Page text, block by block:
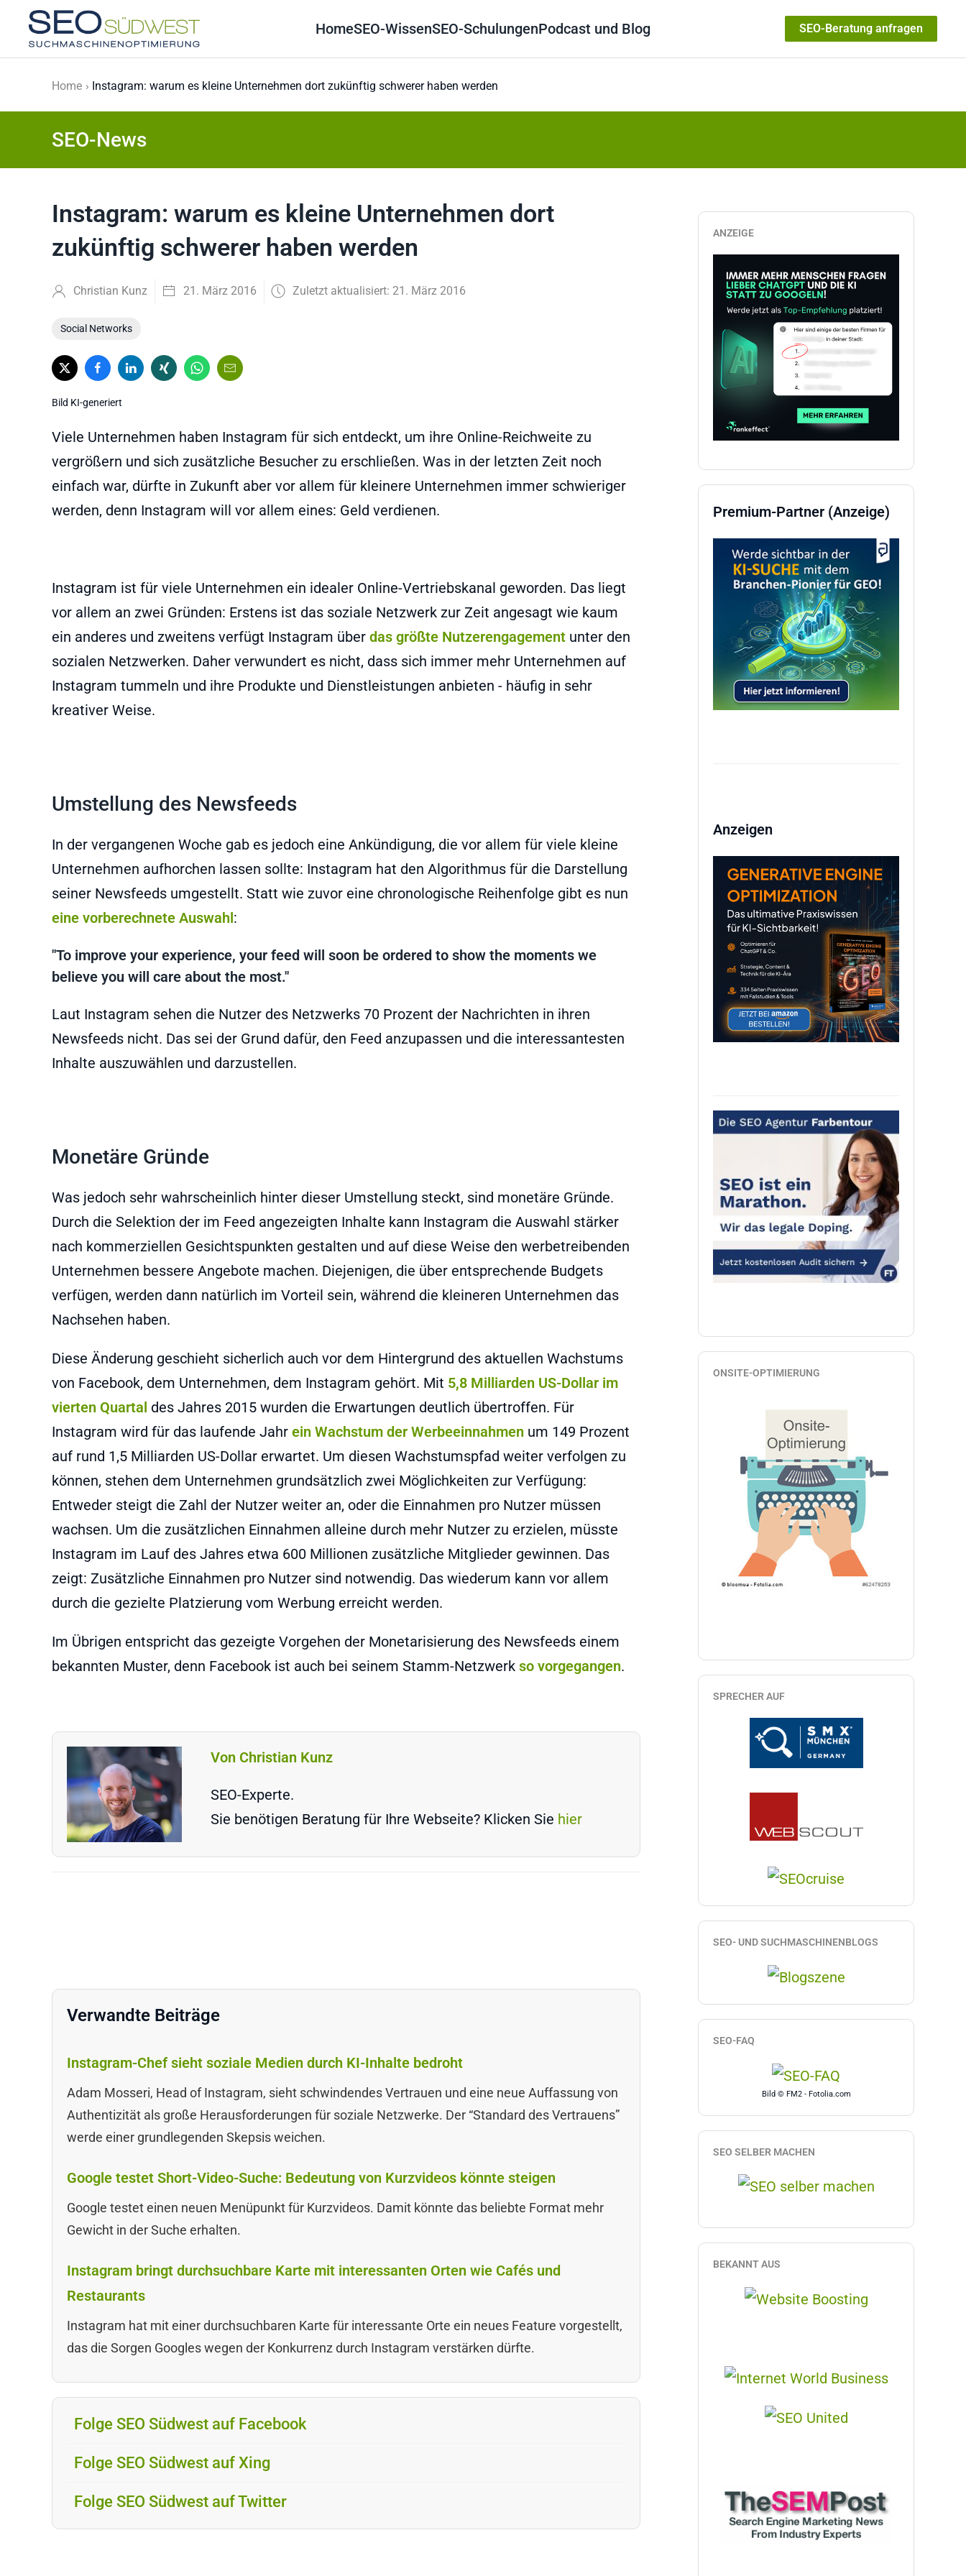
Skip to main content
HomeSEO-WissenSEO-SchulungenPodcast und Blog SEO-Beratung anfragen
Home Instagram: warum es kleine Unternehmen dort zukünftig schwerer haben werden
SEO-News
Instagram: warum es kleine Unternehmen dort
zukünftig schwerer haben werden
Christian Kunz 21. März 2016 Zuletzt aktualisiert: 21. März 2016
Social Networks
Bild KI-generiert
Viele Unternehmen haben Instagram für sich entdeckt, um ihre Online-Reichweite zu
vergrößern und sich zusätzliche Besucher zu erschließen. Was in der letzten Zeit noch
einfach war, dürfte in Zukunft aber vor allem für kleinere Unternehmen immer schwieriger
werden, denn Instagram will vor allem eines: Geld verdienen.
Instagram ist für viele Unternehmen ein idealer Online-Vertriebskanal geworden. Das liegt
vor allem an zwei Gründen: Erstens ist das soziale Netzwerk zur Zeit angesagt wie kaum
ein anderes und zweitens verfügt Instagram über das größte Nutzerengagement unter den
sozialen Netzwerken. Daher verwundert es nicht, dass sich immer mehr Unternehmen auf
Instagram tummeln und ihre Produkte und Dienstleistungen anbieten - häufig in sehr
kreativer Weise.
Umstellung des Newsfeeds
In der vergangenen Woche gab es jedoch eine Ankündigung, die vor allem für viele kleine
Unternehmen aufhorchen lassen sollte: Instagram hat den Algorithmus für die Darstellung
seiner Newsfeeds umgestellt. Statt wie zuvor eine chronologische Reihenfolge gibt es nun
eine vorberechnete Auswahl:
"To improve your experience, your feed will soon be ordered to show the moments we
believe you will care about the most."
Laut Instagram sehen die Nutzer des Netzwerks 70 Prozent der Nachrichten in ihren
Newsfeeds nicht. Das sei der Grund dafür, den Feed anzupassen und die interessantesten
Inhalte auszuwählen und darzustellen.
Monetäre Gründe
Was jedoch sehr wahrscheinlich hinter dieser Umstellung steckt, sind monetäre Gründe.
Durch die Selektion der im Feed angezeigten Inhalte kann Instagram die Auswahl stärker
nach kommerziellen Gesichtspunkten gestalten und auf diese Weise den werbetreibenden
Unternehmen bessere Angebote machen. Diejenigen, die über entsprechende Budgets
verfügen, werden dann natürlich im Vorteil sein, während die kleineren Unternehmen das
Nachsehen haben.
Diese Änderung geschieht sicherlich auch vor dem Hintergrund des aktuellen Wachstums
von Facebook, dem Unternehmen, dem Instagram gehört. Mit 5,8 Milliarden US-Dollar im
vierten Quartal des Jahres 2015 wurden die Erwartungen deutlich übertroffen. Für
Instagram wird für das laufende Jahr ein Wachstum der Werbeeinnahmen um 149 Prozent
auf rund 1,5 Milliarden US-Dollar erwartet. Um diesen Wachstumspfad weiter verfolgen zu
können, stehen dem Unternehmen grundsätzlich zwei Möglichkeiten zur Verfügung:
Entweder steigt die Zahl der Nutzer weiter an, oder die Einnahmen pro Nutzer müssen
wachsen. Um die zusätzlichen Einnahmen alleine durch mehr Nutzer zu erzielen, müsste
Instagram im Lauf des Jahres etwa 600 Millionen zusätzliche Mitglieder gewinnen. Das
zeigt: Zusätzliche Einnahmen pro Nutzer sind notwendig. Das wiederum kann vor allem
durch die gezielte Platzierung vom Werbung erreicht werden.
Im Übrigen entspricht das gezeigte Vorgehen der Monetarisierung des Newsfeeds einem
bekannten Muster, denn Facebook ist auch bei seinem Stamm-Netzwerk so vorgegangen.
Von Christian Kunz
SEO-Experte.
Sie benötigen Beratung für Ihre Webseite? Klicken Sie hier
Verwandte Beiträge
Instagram-Chef sieht soziale Medien durch KI-Inhalte bedroht
Adam Mosseri, Head of Instagram, sieht schwindendes Vertrauen und eine neue Auffassung von
Authentizität als große Herausforderungen für soziale Netzwerke. Der “Standard des Vertrauens”
werde einer grundlegenden Skepsis weichen.
Google testet Short-Video-Suche: Bedeutung von Kurzvideos könnte steigen
Google testet einen neuen Menüpunkt für Kurzvideos. Damit könnte das beliebte Format mehr
Gewicht in der Suche erhalten.
Instagram bringt durchsuchbare Karte mit interessanten Orten wie Cafés und
Restaurants
Instagram hat mit einer durchsuchbaren Karte für interessante Orte ein neues Feature vorgestellt,
das die Sorgen Googles wegen der Konkurrenz durch Instagram verstärken dürfte.
Folge SEO Südwest auf Facebook
Folge SEO Südwest auf Xing
Folge SEO Südwest auf Twitter
ANZEIGE
Premium-Partner (Anzeige)
Anzeigen
ONSITE-OPTIMIERUNG
SPRECHER AUF
SEO- UND SUCHMASCHINENBLOGS
SEO-FAQ
Bild © FM2 - Fotolia.com
SEO SELBER MACHEN
BEKANNT AUS